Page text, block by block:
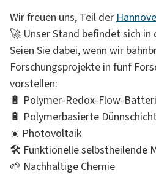
Wir freuen uns, Teil der
🚀 Unser Stand befindet sich in
Seien Sie dabei, wenn wir
Forschungsprojekte in fünf
vorstellen:
🔋 Polymer-Redox-Flow-
🔋 Polymerbasierte
☀️ Photovoltaik
🛠️ Funktionelle selbstheilende
🌱 Nachhaltige Chemie